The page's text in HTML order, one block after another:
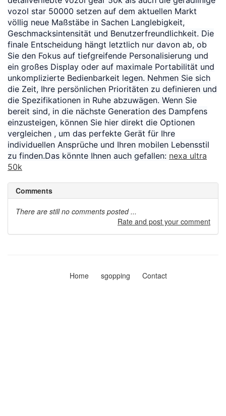
vozol star 50000 setzen auf dem aktuellen Markt
völlig neue Maßstäbe in Sachen Langlebigkeit,
Geschmacksintensität und Benutzerfreundlichkeit. Die
finale Entscheidung hängt letztlich nur davon ab, ob
Sie den Fokus auf tiefgreifende Personalisierung und
ein großes Display oder auf maximale Portabilität und
unkomplizierte Bedienbarkeit legen. Nehmen Sie sich
die Zeit, Ihre persönlichen Prioritäten zu definieren und
die Spezifikationen in Ruhe abzuwägen. Wenn Sie
bereit sind, in die nächste Generation des Dampfens
einzusteigen, können Sie hier direkt die Optionen
vergleichen , um das perfekte Gerät für Ihre
individuellen Ansprüche und Ihren mobilen Lebensstil
zu finden.Das könnte Ihnen auch gefallen: nexa ultra
50k
Comments
There are still no comments posted ...
Rate and post your comment
Home sgopping Contact